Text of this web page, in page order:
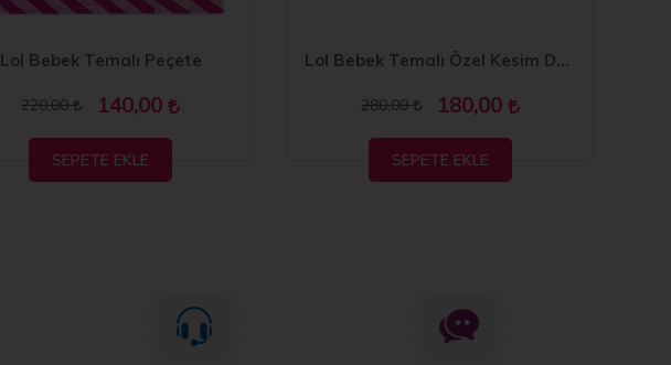
Lol Bebek Temalı Peçete
220,00 140,00
SEPETE EKLE
Lol Bebek Temalı Özel Kesim Dekoratif Banner 270 cm
280,00 180,00
SEPETE EKLE